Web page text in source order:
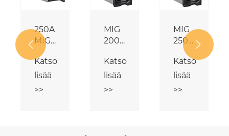
250A
MIG
MAG
MMA-
hitsauskoneet
Katso
lisää
>>
MIG
200
-
monitoiminen
hitsauskone
Katso
lisää
>>
MIG
250
4 in 1
-
hitsauskone
Katso
lisää
>>
 